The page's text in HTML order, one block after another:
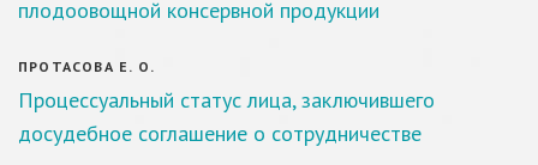
плодоовощной консервной продукции
ПРОТАСОВА Е. О.
Процессуальный статус лица, заключившего
досудебное соглашение о сотрудничестве